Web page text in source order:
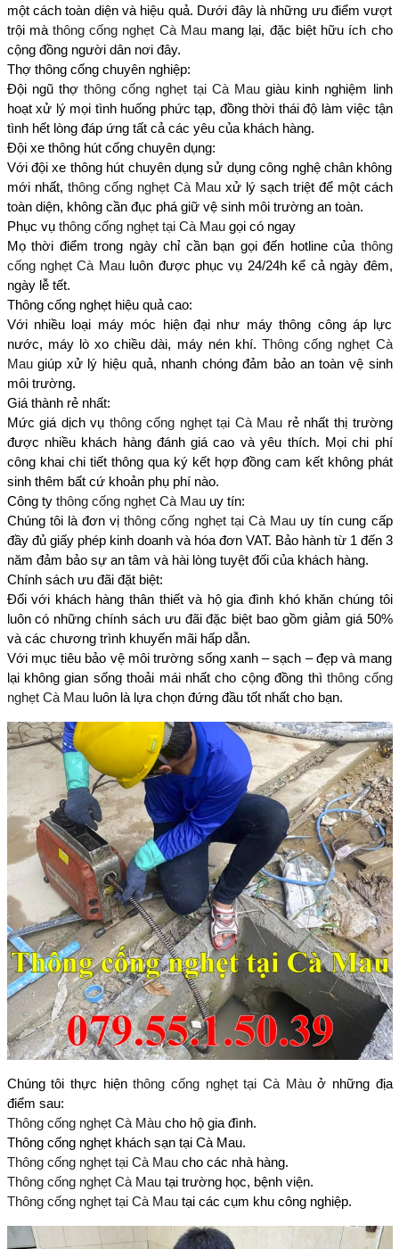
một cách toàn diện và hiệu quả. Dưới đây là những ưu điểm vượt
trội mà thông cống nghẹt Cà Maumang lại, đặc biệt hữu ích cho
cộng đồng người dân nơi đây.
Thợ thông cống chuyên nghiệp:
Đội ngũ thợ thông cống nghẹt tại Cà Maugiàu kinh nghiệm linh
hoạt xử lý mọi tình huống phức tạp, đồng thời thái độ làm việc tận
tình hết lòng đáp ứng tất cả các yêu của khách hàng.
Đội xe thông hút cống chuyên dụng:
Với đội xe thông hút chuyên dụng sử dụng công nghệ chân không
mới nhất, thông cống nghẹt Cà Mauxử lý sạch triệt để một cách
toàn diện, không cần đục phá giữ vệ sinh môi trường an toàn.
Phục vụ thông cống nghẹt tại Cà Maugọi có ngay
Mọ thời điểm trong ngày chỉ cần bạn gọi đến hotline của thông
cống nghẹt Cà Mauluôn được phục vụ 24/24h kể cả ngày đêm,
ngày lễ tết.
Thông cống nghẹt hiệu quả cao:
Với nhiều loại máy móc hiện đại như máy thông công áp lực
nước, máy lò xo chiều dài, máy nén khí. Thông cống nghẹt Cà
Maugiúp xử lý hiệu quả, nhanh chóng đảm bảo an toàn vệ sinh
môi trường.
Giá thành rẻ nhất:
Mức giá dịch vụ thông cống nghẹt tại Cà Mau rẻ nhất thị trường
được nhiều khách hàng đánh giá cao và yêu thích. Mọi chi phí
công khai chi tiết thông qua ký kết hợp đồng cam kết không phát
sinh thêm bất cứ khoản phụ phí nào.
Công ty thông cống nghẹt Cà Mauuy tín:
Chúng tôi là đơn vịthông cống nghẹt tại Cà Mauuy tín cung cấp
đầy đủ giấy phép kinh doanh và hóa đơn VAT. Bảo hành từ 1 đến 3
năm đảm bảo sự an tâm và hài lòng tuyệt đối của khách hàng.
Chính sách ưu đãi đặt biệt:
Đối với khách hàng thân thiết và hộ gia đình khó khăn chúng tôi
luôn có những chính sách ưu đãi đặc biệt bao gồm giảm giá 50%
và các chương trình khuyến mãi hấp dẫn.
Với mục tiêu bảo vệ môi trường sống xanh – sạch – đẹp và mang
lại không gian sống thoải mái nhất cho cộng đồng thìthông cống
nghẹt Cà Mauluôn là lựa chọn đứng đầu tốt nhất cho bạn.
Chúng tôi thực hiệnthông cống nghẹt tại Cà Màuở những địa
điểm sau:
Thông cống nghẹt Cà Màucho hộ gia đình.
Thông cống nghẹt khách sạn tại Cà Mau.
Thông cống nghẹt tại Cà Maucho các nhà hàng.
Thông cống nghẹt Cà Mautại trường học, bệnh viện.
Thông cống nghẹt tại Cà Mautại các cụm khu công nghiệp.